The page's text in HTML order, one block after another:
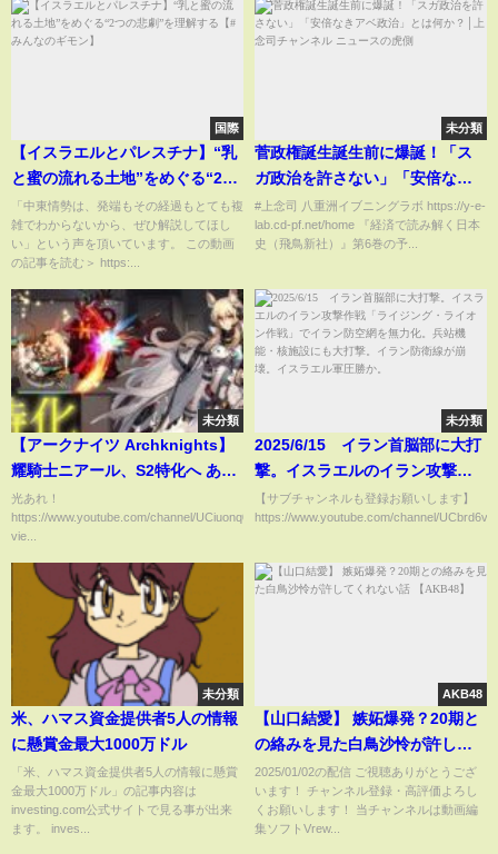
国際
【イスラエルとパレスチナ】“乳
と蜜の流れる土地”をめぐる“2つ
の悲劇”を理解する【#みんなの
ギモン】
「中東情勢は、発端もその経過もとても複
雑でわからないから、ぜひ解説してほし
い」という声を頂いています。 この動画
の記事を読む＞ https:...
未分類
菅政権誕生誕生前に爆誕！「ス
ガ政治を許さない」「安倍なき
アベ政治」とは何か？│上念司チ
ャンネル ニュースの虎側
#上念司 八重洲イブニングラボ https://y-e-
lab.cd-pf.net/home 『経済で読み解く日本
史（飛鳥新社）』第6巻の予...
未分類
【アークナイツ Archknights】
耀騎士ニアール、S2特化へ あれ
は誰だ誰だ誰だ
光あれ！
https://www.youtube.com/channel/UCiuonq0df3QHfa_Egiu43YQ?
vie...
未分類
2025/6/15 イラン首脳部に大打
撃。イスラエルのイラン攻撃作
戦「ライジング・ライオン作
戦」でイラン防空網を無力化。
イラン防衛線が崩壊。イスラエ
ル軍圧勝か。
【サブチャンネルも登録お願いします】
https://www.youtube.com/channel/
未分類
米、ハマス資金提供者5人の情報
に懸賞金最大1000万ドル
「米、ハマス資金提供者5人の情報に懸賞
金最大1000万ドル」の記事内容は
investing.com公式サイトで見る事が出来
ます。 inves...
AKB48
【山口結愛】 嫉妬爆発？20期と
の絡みを見た白鳥沙怜が許して
くれない話 【AKB48】
2025/01/02の配信 ご視聴ありがとうござ
います！ チャンネル登録・高評価よろし
くお願いします！ 当チャンネルは動画編
集ソフトVrew...